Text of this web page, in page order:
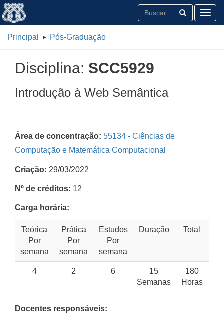
Principal Pós-Graduação
Disciplina: SCC5929
Introdução à Web Semântica
Área de concentração: 55134 - Ciências de
Computação e Matemática Computacional
Criação: 29/03/2022
Nº de créditos: 12
Carga horária:
Teórica
Por
semana
Prática
Por
semana
Estudos
Por
semana
Duração Total
4 2 6
15
Semanas
180
Horas
Docentes responsáveis: